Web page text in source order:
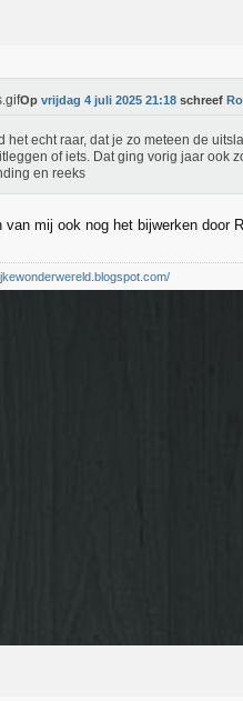
Op vrijdag 4 juli 2025 21:18 schreef
het echt raar, dat je zo meteen de
of iets. Dat ging vorig jaar ook
en reeks
van mij ook nog het bijwerken door